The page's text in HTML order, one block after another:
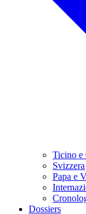
Ticino e
Svizzera
Papa e
Dossiers